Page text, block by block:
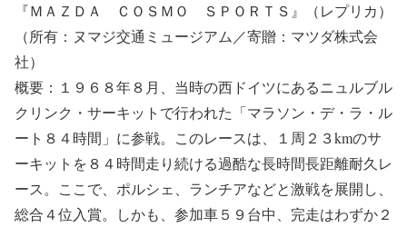
『ＭＡＺＤＡ ＣＯＳＭＯ ＳＰＯＲＴＳ』（レプリカ）
（所有：ヌマジ交通ミュージアム／寄贈：マツダ株式会
社）
概要：１９６８年８月、当時の西ドイツにあるニュルブル
クリンク・サーキットで行われた「マラソン・デ・ラ・ル
ート８４時間」に参戦。このレースは、１周２３kmのサ
ーキットを８４時間走り続ける過酷な長時間長距離耐久レ
ース。ここで、ポルシェ、ランチアなどと激戦を展開し、
総合４位入賞。しかも、参加車５９台中、完走はわずか２